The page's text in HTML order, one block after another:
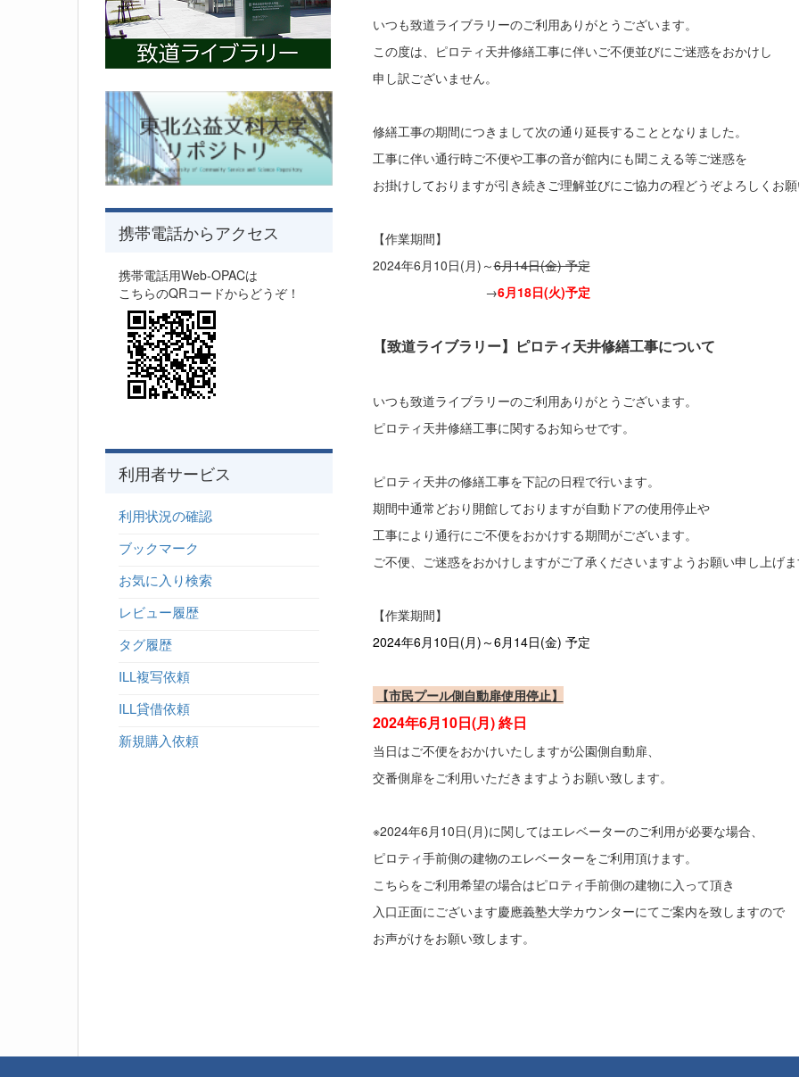
いつも致道ライブラリーのご利用ありがとうございます。
この度は、ピロティ天井修繕工事に伴いご不便並びにご迷惑をおかけし
申し訳ございません。
修繕工事の期間につきまして次の通り延長することとなりました。
工事に伴い通行時ご不便や工事の音が館内にも聞こえる等ご迷惑を
お掛けしておりますが引き続きご理解並びにご協力の程どうぞよろしくお
【作業期間】
2024年6月10日(月)～6月14日(金) 予定
→6月18日(火)予定
【致道ライブラリー】ピロティ天井修繕工事について
いつも致道ライブラリーのご利用ありがとうございます。
ピロティ天井修繕工事に関するお知らせです。
ピロティ天井の修繕工事を下記の日程で行います。
期間中通常どおり開館しておりますが自動ドアの使用停止や
工事により通行にご不便をおかけする期間がございます。
ご不便、ご迷惑をおかけしますがご了承くださいますようお願い申し上げ
【作業期間】
2024年6月10日(月)～6月14日(金) 予定
【市民プール側自動扉使用停止】
2024年6月10日(月) 終日
当日はご不便をおかけいたしますが公園側自動扉、
交番側扉をご利用いただきますようお願い致します。
※2024年6月10日(月)に関してはエレベーターのご利用が必要な場合、
ピロティ手前側の建物のエレベーターをご利用頂けます。
こちらをご利用希望の場合はピロティ手前側の建物に入って頂き
入口正面にございます慶應義塾大学カウンターにてご案内を致しますので
お声がけをお願い致します。
携帯電話からアクセス
携帯電話用Web-OPACは
こちらのQRコードからどうぞ！
利用者サービス
利用状況の確認
ブックマーク
お気に入り検索
レビュー履歴
タグ履歴
ILL複写依頼
ILL貸借依頼
新規購入依頼